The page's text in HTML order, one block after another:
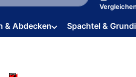
Vergleichen
& Abdecken Spachtel &